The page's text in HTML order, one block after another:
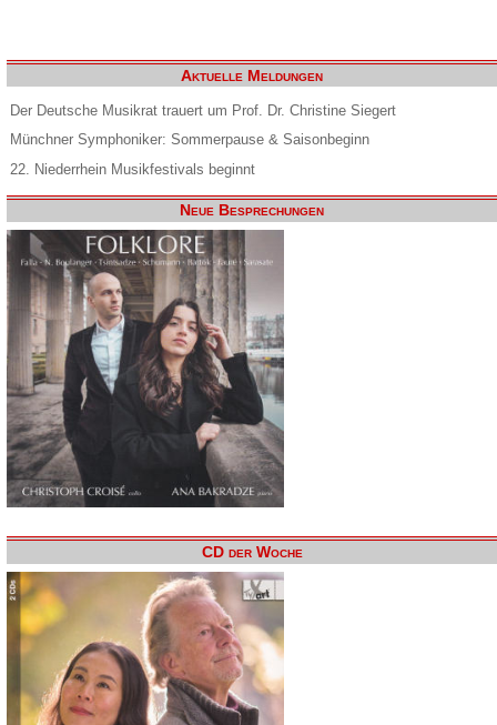
Aktuelle Meldungen
Der Deutsche Musikrat trauert um Prof. Dr. Christine Siegert
Münchner Symphoniker: Sommerpause & Saisonbeginn
22. Niederrhein Musikfestivals beginnt
Neue Besprechungen
CD der Woche